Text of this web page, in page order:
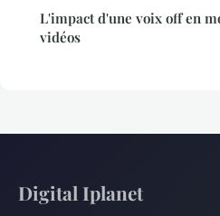
L'impact d'une voix off en
vidéos
Digital Iplanet